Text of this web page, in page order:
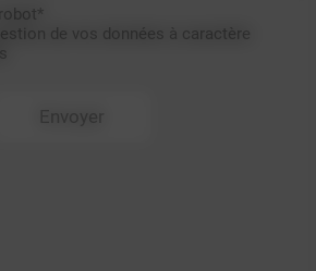
de vos données à caractère